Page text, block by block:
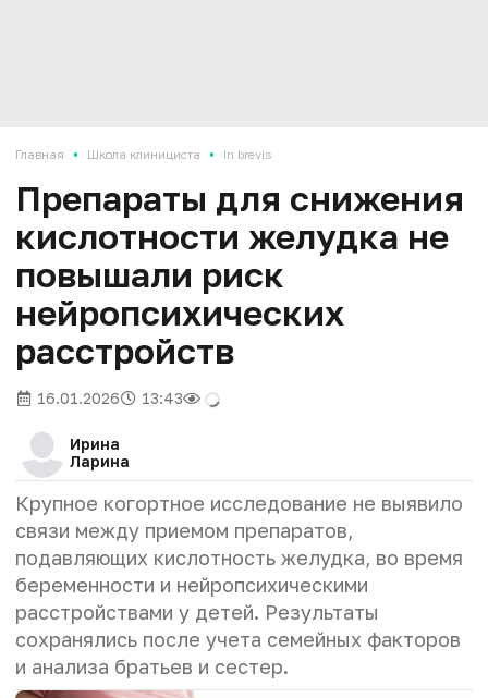
Главная • Школа клинициста • In brevis
Препараты для снижения
кислотности желудка не
повышали риск
нейропсихических
расстройств
16.01.2026 13:43
Ирина
Ларина
Крупное когортное исследование не выявило
связи между приемом препаратов,
подавляющих кислотность желудка, во время
беременности и нейропсихическими
расстройствами у детей. Результаты
сохранялись после учета семейных факторов
и анализа братьев и сестер.